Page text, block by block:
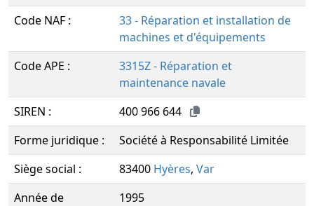
Code NAF :
33 - Réparation et installation de
machines et d'équipements
Code APE :
3315Z - Réparation et
maintenance navale
SIREN :
400 966 644
Forme juridique :
Société à Responsabilité Limitée
Siège social :
83400 Hyères, Var
Année de
1995